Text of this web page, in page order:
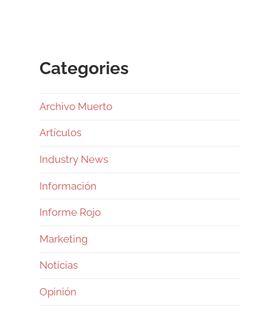
Categories
Archivo Muerto
Artículos
Industry News
Información
Informe Rojo
Marketing
Noticias
Opinión